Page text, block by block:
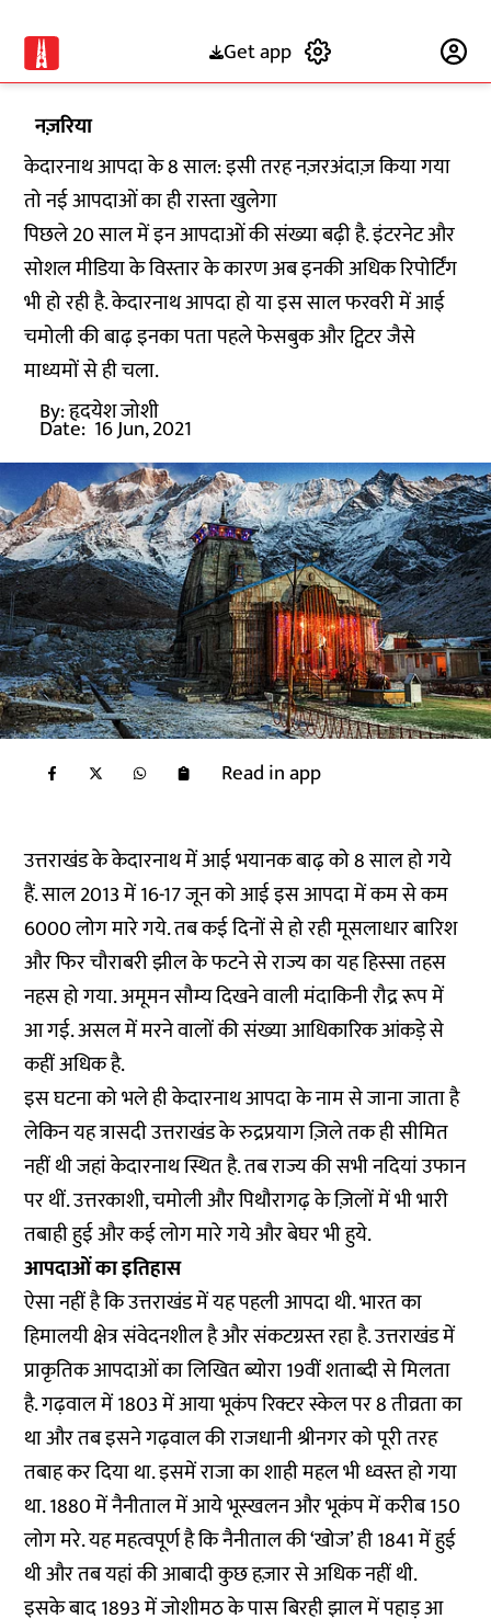
Get app
नज़रिया
केदारनाथ आपदा के 8 साल: इसी तरह नज़रअंदाज़ किया गया
तो नई आपदाओं का ही रास्ता खुलेगा
पिछले 20 साल में इन आपदाओं की संख्या बढ़ी है. इंटरनेट और
सोशल मीडिया के विस्तार के कारण अब इनकी अधिक रिपोर्टिंग
भी हो रही है. केदारनाथ आपदा हो या इस साल फरवरी में आई
चमोली की बाढ़ इनका पता पहले फेसबुक और ट्विटर जैसे
माध्यमों से ही चला.
By:हृदयेश जोशी
Date: 16 Jun, 2021
Read in app
उत्तराखंड के केदारनाथ में आई भयानक बाढ़ को 8 साल हो गये
हैं. साल 2013 में 16-17 जून को आई इस आपदा में कम से कम
6000 लोग मारे गये. तब कई दिनों से हो रही मूसलाधार बारिश
और फिर चौराबरी झील के फटने से राज्य का यह हिस्सा तहस
नहस हो गया. अमूमन सौम्य दिखने वाली मंदाकिनी रौद्र रूप में
आ गई. असल में मरने वालों की संख्या आधिकारिक आंकड़े से
कहीं अधिक है.
इस घटना को भले ही केदारनाथ आपदा के नाम से जाना जाता है
लेकिन यह त्रासदी उत्तराखंड के रुद्रप्रयाग ज़िले तक ही सीमित
नहीं थी जहां केदारनाथ स्थित है. तब राज्य की सभी नदियां उफान
पर थीं. उत्तरकाशी, चमोली और पिथौरागढ़ के ज़िलों में भी भारी
तबाही हुई और कई लोग मारे गये और बेघर भी हुये.
आपदाओं का इतिहास
ऐसा नहीं है कि उत्तराखंड में यह पहली आपदा थी. भारत का
हिमालयी क्षेत्र संवेदनशील है और संकटग्रस्त रहा है. उत्तराखंड में
प्राकृतिक आपदाओं का लिखित ब्योरा 19वीं शताब्दी से मिलता
है. गढ़वाल में 1803 में आया भूकंप रिक्टर स्केल पर 8 तीव्रता का
था और तब इसने गढ़वाल की राजधानी श्रीनगर को पूरी तरह
तबाह कर दिया था. इसमें राजा का शाही महल भी ध्वस्त हो गया
था. 1880 में नैनीताल में आये भूस्खलन और भूकंप में करीब 150
लोग मरे. यह महत्वपूर्ण है कि नैनीताल की ‘खोज’ ही 1841 में हुई
थी और तब यहां की आबादी कुछ हज़ार से अधिक नहीं थी.
इसके बाद 1893 में जोशीमठ के पास बिरही झाल में पहाड़ आ